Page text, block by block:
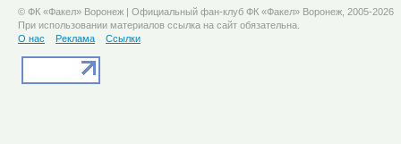
© ФК «Факел» Воронеж | Официальный фан-клуб ФК «Факел» Воронеж, 2005-2026
При использовании материалов ссылка на сайт обязательна.
О нас
Реклама Ссылки